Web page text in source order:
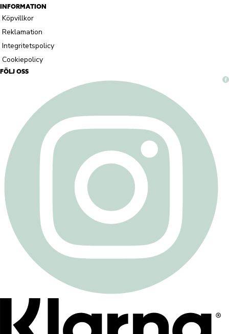
INFORMATION
Köpvillkor
Reklamation
Integritetspolicy
Cookiepolicy
FÖLJ OSS